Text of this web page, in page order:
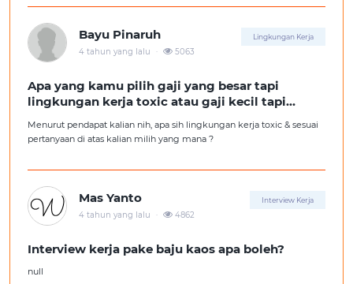
Bayu Pinaruh Lingkungan Kerja
4 tahun yang lalu . 5063
Apa yang kamu pilih gaji yang besar tapi
lingkungan kerja toxic atau gaji kecil tapi
Menurut pendapat kalian nih, apa sih lingkungan kerja toxic & sesuai
pertanyaan di atas kalian milih yang mana ?
Mas Yanto Interview Kerja
4 tahun yang lalu . 4862
Interview kerja pake baju kaos apa boleh?
null